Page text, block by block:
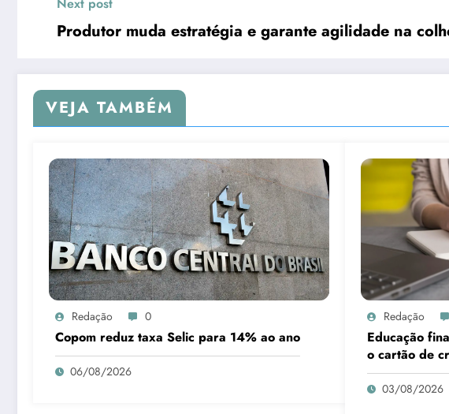
Next post
Produtor muda estratégia e garante agilidade na
VEJA TAMBÉM
Redação 0
Copom reduz taxa Selic para 14% ao ano
06/08/2026
Redação
Educação
o cartão de
03/08/2026